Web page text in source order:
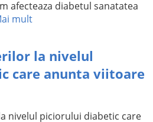
afecteaza diabetul sanatatea
mult
la nivelul
care anunta viitoare